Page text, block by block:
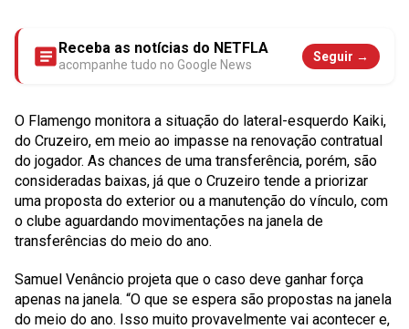
Receba as notícias do NETFLA
acompanhe tudo no Google News
Seguir →
O Flamengo monitora a situação do lateral-esquerdo Kaiki,
do Cruzeiro, em meio ao impasse na renovação contratual
do jogador. As chances de uma transferência, porém, são
consideradas baixas, já que o Cruzeiro tende a priorizar
uma proposta do exterior ou a manutenção do vínculo, com
o clube aguardando movimentações na janela de
transferências do meio do ano.
Samuel Venâncio projeta que o caso deve ganhar força
apenas na janela. “O que se espera são propostas na janela
do meio do ano. Isso muito provavelmente vai acontecer e,